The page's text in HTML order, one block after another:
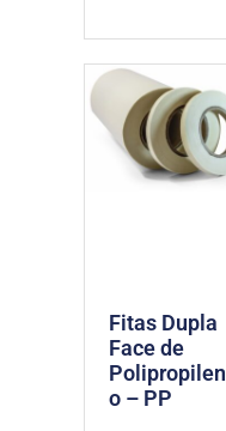
Fitas Dupla
Face de
Polipropilen
o – PP